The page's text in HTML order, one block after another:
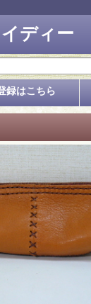
ディー
録はこちら